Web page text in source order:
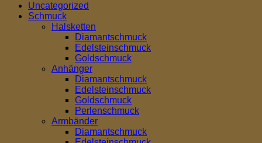
Uncategorized
Schmuck
Halsketten
Diamantschmuck
Edelsteinschmuck
Goldschmuck
Anhänger
Diamantschmuck
Edelsteinschmuck
Goldschmuck
Perlenschmuck
Armbänder
Diamantschmuck